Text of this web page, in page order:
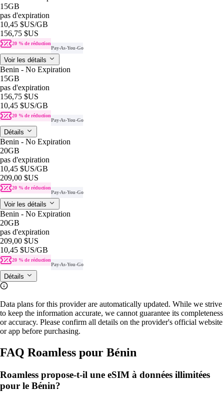
15GB
pas d'expiration
10,45 $US/GB
156,75 $US
20 % de réduction
Pay-As-You-Go
Voir les détails
Benin - No Expiration
15GB
pas d'expiration
156,75 $US
10,45 $US/GB
20 % de réduction
Pay-As-You-Go
Détails
Benin - No Expiration
20GB
pas d'expiration
10,45 $US/GB
209,00 $US
20 % de réduction
Pay-As-You-Go
Voir les détails
Benin - No Expiration
20GB
pas d'expiration
209,00 $US
10,45 $US/GB
20 % de réduction
Pay-As-You-Go
Détails
Data plans for this provider are automatically updated. While we strive
to keep the information accurate, we cannot guarantee its completeness
or accuracy. Please confirm all details on the provider's official website
or app before purchasing.
FAQ Roamless pour Bénin
Roamless propose-t-il une eSIM à données illimitées
pour le Bénin?